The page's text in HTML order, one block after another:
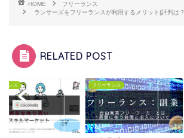
HOME
フリーランス
ランサーズをフリーランスが利用するメリット|評判は？
RELATED POST
ランス フリーランス